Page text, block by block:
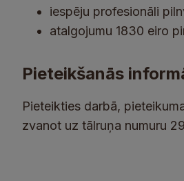
iespēju profesionāli
atalgojumu 1830 eiro
Pieteikšanās
Pieteikties darbā,
zvanot uz tālruņa numuru